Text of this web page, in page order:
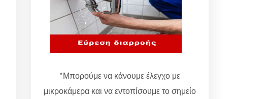
"Μπορούμε να κάνουμε έλεγχο με
μικροκάμερα και να εντοπίσουμε το σημείο